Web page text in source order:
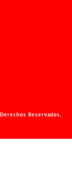
Reservados.